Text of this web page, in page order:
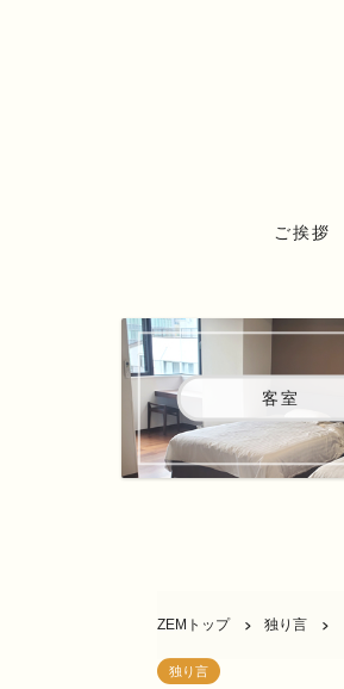
ご挨拶
客室
ZEMトップ 独り言
独り言